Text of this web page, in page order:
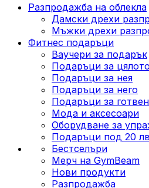
Разпродажба на облекла
Дамски дрехи
Мъжки дрехи
Фитнес подаръци
Ваучери за подарък
Подаръци за
Подаръци за нея
Подаръци за него
Подаръци за
Мода и аксесоари
Оборудване за
Подаръци под 20 лв
Бестселъри
Мерч на GymBeam
Нови продукти
Разпродажба